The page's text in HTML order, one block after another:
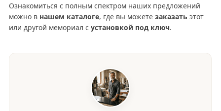
Ознакомиться с полным спектром наших предложений
можно в нашем каталоге, где вы можете заказать этот
или другой мемориал с установкой под ключ.